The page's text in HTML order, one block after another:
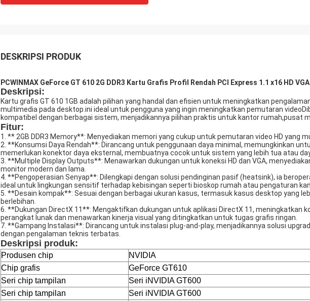
DESKRIPSI PRODUK
PCWINMAX GeForce GT 610 2G DDR3 Kartu Grafis Profil Rendah PCI Express 1.1 x16 HD
Deskripsi:
Kartu grafis GT 610 1GB adalah pilihan yang handal dan efisien untuk meningkatkan
multimedia pada desktop.ini ideal untuk pengguna yang ingin meningkatkan pemutaran
kompatibel dengan berbagai sistem, menjadikannya pilihan praktis untuk kantor rumah,pusat
Fitur:
1. ** 2GB DDR3 Memory**: Menyediakan memori yang cukup untuk pemutaran video HD yang
2. **Konsumsi Daya Rendah**: Dirancang untuk penggunaan daya minimal, memungkinkan
memerlukan konektor daya eksternal, membuatnya cocok untuk sistem yang lebih tua atau
3. **Multiple Display Outputs**: Menawarkan dukungan untuk koneksi HD dan VGA,
monitor modern dan lama.
4. **Pengoperasian Senyap**: Dilengkapi dengan solusi pendinginan pasif (heatsink), ia
ideal untuk lingkungan sensitif terhadap kebisingan seperti bioskop rumah atau pengaturan
5. **Desain kompak**: Sesuai dengan berbagai ukuran kasus, termasuk kasus desktop yang
berlebihan.
6. **Dukungan DirectX 11**: Mengaktifkan dukungan untuk aplikasi DirectX 11, meningkatkan
perangkat lunak dan menawarkan kinerja visual yang ditingkatkan untuk tugas grafis ringan.
7. **Gampang Instalasi**: Dirancang untuk instalasi plug-and-play, menjadikannya solusi
dengan pengalaman teknis terbatas.
Deskripsi produk:
Produsen chip
NVIDIA
Chip grafis
GeForce GT610
Seri chip tampilan
Seri iNVIDIA GT600
Seri chip tampilan
Seri iNVIDIA GT600